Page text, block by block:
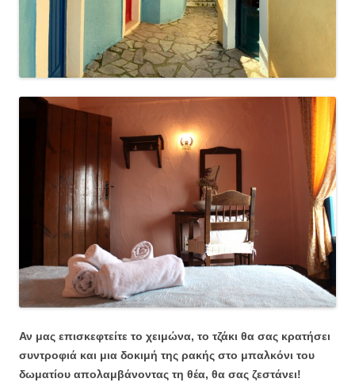
Αν μας επισκεφτείτε το χειμώνα, το τζάκι θα σας κρατήσει
συντροφιά και μια δοκιμή της ρακής στο μπαλκόνι του
δωματίου απολαμβάνοντας τη θέα, θα σας ζεστάνει!